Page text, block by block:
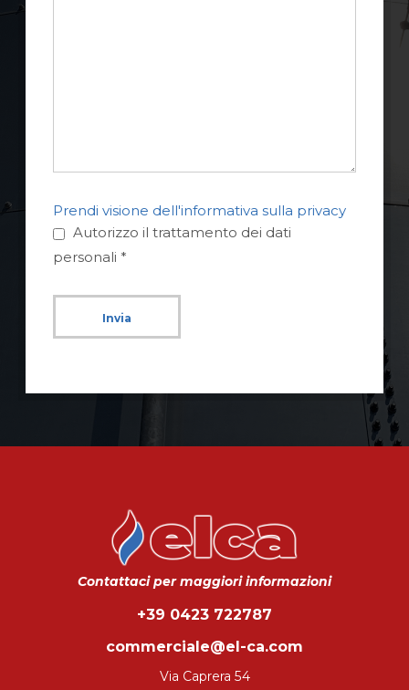
Prendi visione dell'informativa sulla privacy
Autorizzo il trattamento dei dati
personali *
Invia
Contattaci per maggiori informazioni
+39 0423 722787
commerciale@el-ca.com
Via Caprera 54